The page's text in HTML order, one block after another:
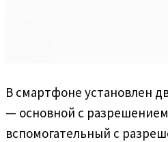
В смартфоне установлен
— основной с
вспомогательный с